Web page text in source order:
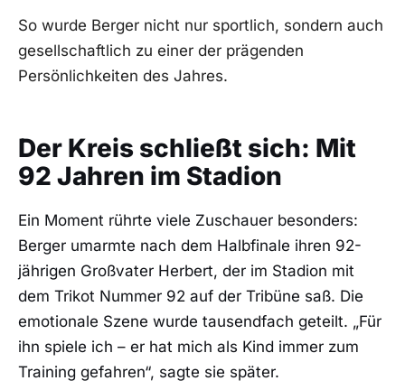
So wurde Berger nicht nur sportlich, sondern auch
gesellschaftlich zu einer der prägenden
Persönlichkeiten des Jahres.
Der Kreis schließt sich: Mit
92 Jahren im Stadion
Ein Moment rührte viele Zuschauer besonders:
Berger umarmte nach dem Halbfinale ihren 92-
jährigen Großvater Herbert, der im Stadion mit
dem Trikot Nummer 92 auf der Tribüne saß. Die
emotionale Szene wurde tausendfach geteilt. „Für
ihn spiele ich – er hat mich als Kind immer zum
Training gefahren“, sagte sie später.